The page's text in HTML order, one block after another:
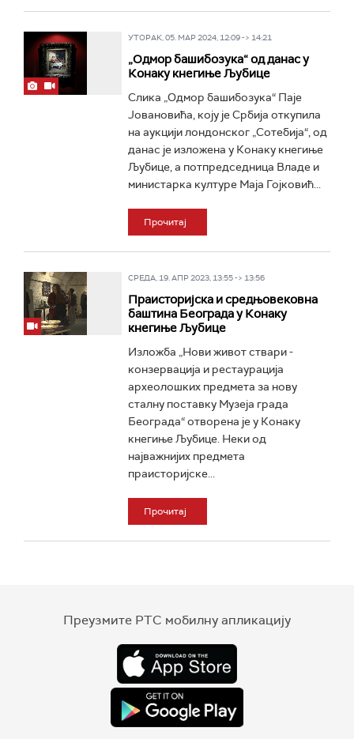
УТОРАК, 05. МАР 2024, 12:09 -> 14:21
„Одмор башибозука“ од данас у
Конаку кнегиње Љубице
Слика „Одмор башибозука“ Паје
Јовановића, коју је Србија откупила
на аукцији лондонског „Сотебија“, од
данас је изложена у Конаку кнегиње
Љубице, а потпредседница Владе и
министарка културе Маја Гојковић...
Прочитај
СРЕДА, 19. АПР 2023, 13:55 -> 13:56
Праистoријска и средњoвековна
баштина Београда у Конаку
кнегиње Љубице
Изложба „Нови живот ствари -
конзервација и рестаурација
археолошких предмета за нову
сталну поставку Музеја града
Београда“ отворена је у Конаку
кнегиње Љубице. Неки од
најважнијих предмета
праисторијске...
Прочитај
Преузмите РТС мобилну апликацију